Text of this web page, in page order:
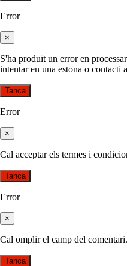
Error
×
S'ha produït un error en
intentar en una estona o contacti
Tanca
Error
×
Cal acceptar els termes i
Tanca
Error
×
Cal omplir el camp del comentari.
Tanca